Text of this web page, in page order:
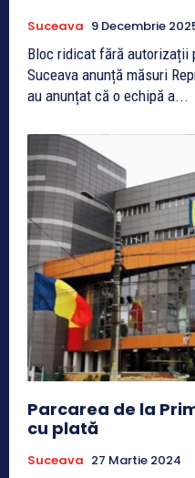
Suceava 9 Decembrie
Bloc ridicat fără autorizații
Suceava anunță măsuri Reprezentanții Primăriei Suceava
au anunțat că o echipă a...
Parcarea de la
cu plată
Suceava 27 Martie 2024